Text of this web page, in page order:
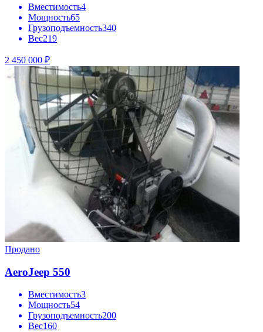
Вместимость4
Мощность65
Грузоподъемность340
Вес219
2 450 000 ₽
Продано
AeroJeep 550
Вместимость3
Мощность54
Грузоподъемность200
Вес160